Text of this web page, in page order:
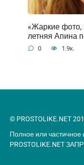
«Жаркие фото,
летняя Апина
0 1.9к.
© PROSTOLIKE.NET
Полное или частичное
PROSTOLIKE.NET